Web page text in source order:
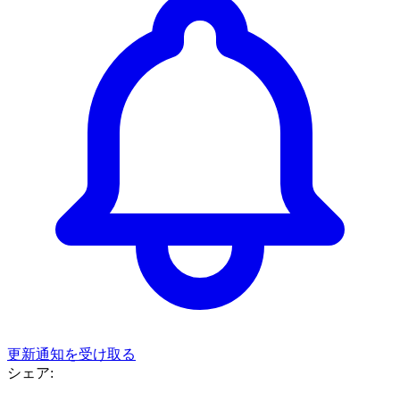
更新通知を受け取る
シェア: